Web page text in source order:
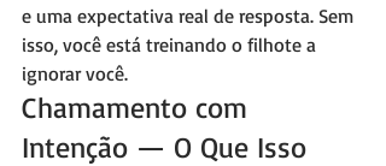
e uma expectativa real de resposta. Sem
isso, você está treinando o filhote a
ignorar você.
Chamamento com
Intenção — O Que Isso